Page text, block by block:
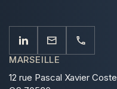
MARSEILLE
12 rue Pascal Xavier Coste